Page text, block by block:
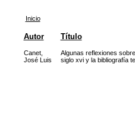
Inicio
Autor Título
Canet,
José Luis
Algunas reflexiones
siglo xvi y la bibliografía